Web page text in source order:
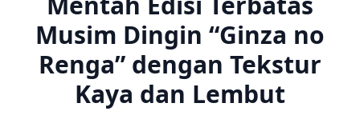
Musim Dingin “Ginza no
Renga” dengan Tekstur
Kaya dan Lembut